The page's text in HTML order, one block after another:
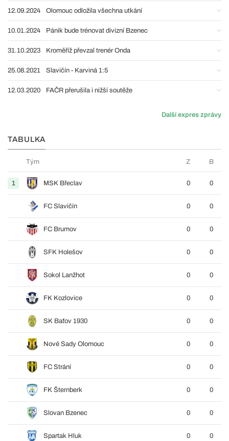
12.09.2024 Olomouc odložila všechna utkání
10.01.2024 Páník bude trénovat divizní Bzenec
31.10.2023 Kroměříž převzal trenér Onda
25.08.2021 Slavičín - Karviná 1:5
12.03.2020 FAČR přerušila i nižší soutěže
Další expres zprávy
TABULKA
Tým Z B
1 MSK Břeclav 0 0
FC Slavičín 0 0
FC Brumov 0 0
SFK Holešov 0 0
Sokol Lanžhot 0 0
FK Kozlovice 0 0
SK Baťov 1930 0 0
Nové Sady Olomouc 0 0
FC Strání 0 0
FK Šternberk 0 0
Slovan Bzenec 0 0
Spartak Hluk 0 0